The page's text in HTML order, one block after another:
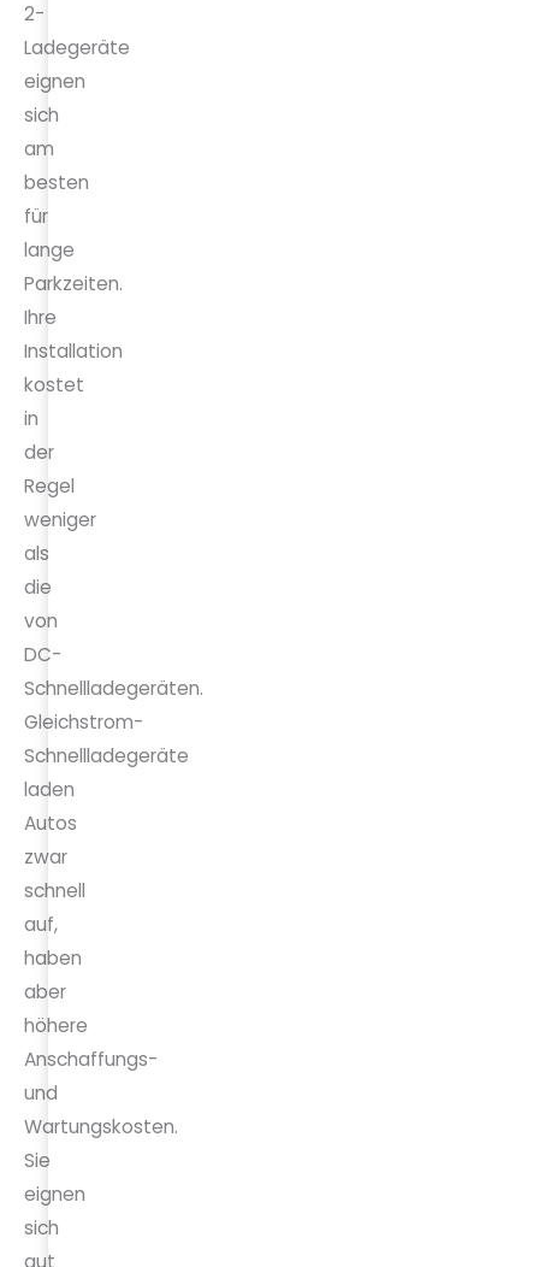
2-
Ladegeräte
eignen
sich
am
besten
für
lange
Parkzeiten.
Ihre
Installation
kostet
in
der
Regel
weniger
als
die
von
DC-
Schnellladegeräten.
Gleichstrom-
Schnellladegeräte
laden
Autos
zwar
schnell
auf,
haben
aber
höhere
Anschaffungs-
und
Wartungskosten.
Sie
eignen
sich
gut